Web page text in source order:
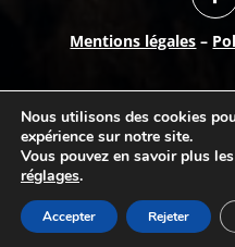
Mentions légales –
©2026Break-
Nous utilisons des cookies
expérience sur notre site.
Vous pouvez en savoir plus
réglages.
Accepter Rejeter